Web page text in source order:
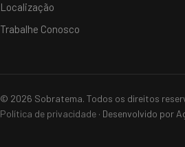
Localização
Trabalhe Conosco
© 2026 Sobratema. Todos os direitos
Política de privacidade · Desenvolvido por